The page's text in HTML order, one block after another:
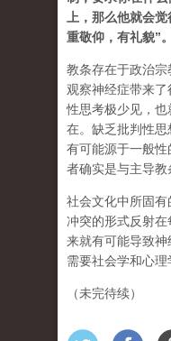
上，那么他就会
重敬仰，有礼貌”。
教条存在于政治
观察神经症带来了
性思考极少见，
在。缺乏批判性
有可能源于一般
者确实是与主导教
社会文化中所固
冲突的形式反射
来就有可能导致
需要社会学和心理
（未完待续）